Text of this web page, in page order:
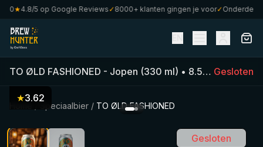
★4.8/5 op Google Reviews✓8000+ klanten gingen je voor✓Onderdeel
TO ØLD FASHIONED - Jopen (330 ml) • 8.5% •Bock -
Gesloten
Speciaalbier / TO ØLD FASHIONED
★3.62
Gesloten